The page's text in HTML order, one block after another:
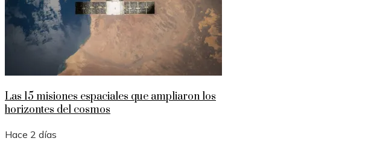
Las 15 misiones espaciales que ampliaron los
horizontes del cosmos
Hace 2 días